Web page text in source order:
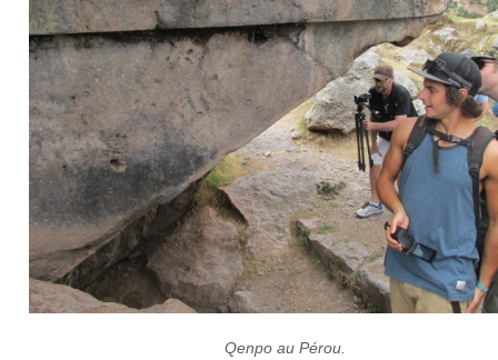
Qenpo au Pérou.